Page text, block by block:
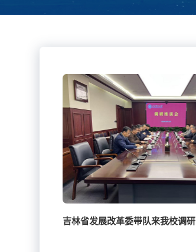
吉林省发展改革委带队来我校调研